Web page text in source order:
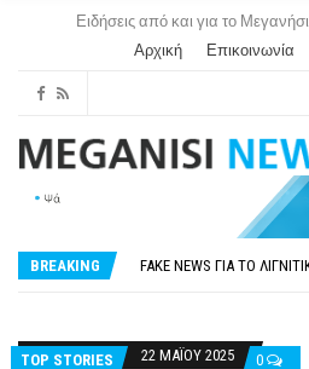
Ειδήσεις από και για το Μεγανήσι
Αρχική
Επικοινωνία
BREAKING
TOP STORIES
22 ΜΑΪ́ΟΥ 2025 0